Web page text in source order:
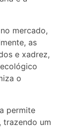
mercado,
as
e xadrez,
o
permite
trazendo um